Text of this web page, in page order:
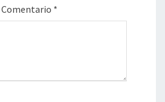
Comentario *